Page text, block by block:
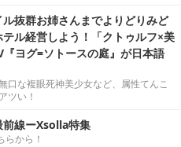
抜群お姉さんまでよりどりみど
テル経営しよう！「クトゥルフ×美
ヨグ=ソトースの庭』が日本語
口な複眼死神美少女など、属性てんこ
ツい！
前線ーXsolla特集
から！